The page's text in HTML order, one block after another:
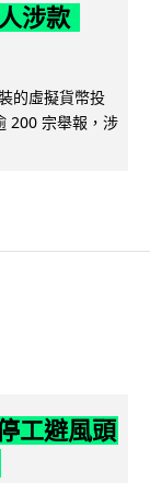
涉款
的虛擬貨幣投
200 宗舉報，涉
工避風頭